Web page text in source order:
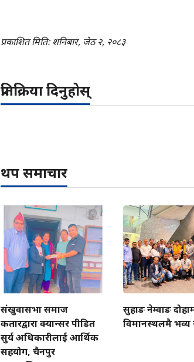
प्रकाशित मिति: शनिबार, जेठ २, २०८३
प्रतिक्रिया दिनुहोस्
थप समाचार
संखुवासभा समाज
कतारद्वारा क्यान्सर पीडित
सुर्य अधिकारीलाई आर्थिक
सहयोग, चैनपुर
सुहाङ नेम्वाङ
विमानस्थलमै भव्य